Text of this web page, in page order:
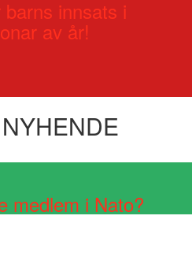
innsats i
av år!
medlem i Nato?